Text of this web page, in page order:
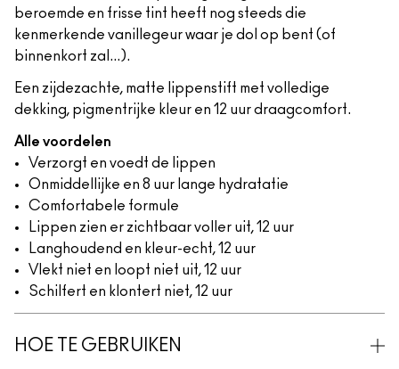
beroemde en frisse tint heeft nog steeds die
kenmerkende vanillegeur waar je dol op bent (of
binnenkort zal...).
Een zijdezachte, matte lippenstift met volledige
dekking, pigmentrijke kleur en 12 uur draagcomfort.
Alle voordelen
Verzorgt en voedt de lippen
Onmiddellijke en 8 uur lange hydratatie
Comfortabele formule
Lippen zien er zichtbaar voller uit, 12 uur
Langhoudend en kleur-echt, 12 uur
Vlekt niet en loopt niet uit, 12 uur
Schilfert en klontert niet, 12 uur
HOE TE GEBRUIKEN